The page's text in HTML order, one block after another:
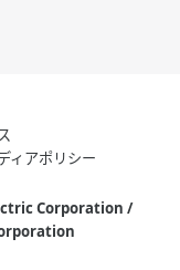
ィアポリシー
Corporation /